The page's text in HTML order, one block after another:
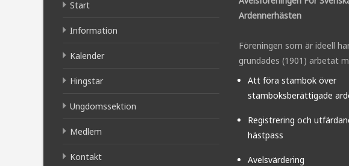
Start
Information
Kalender
Hingstar
Ungdomssektion
Medlem
Kontakt
Ardennerhästen
Föreningen som är ideell
grundades (1901) arbetat
Att föra stambok över
stamboksberättigade
Registrering och
hästpass
Avelsvärdering